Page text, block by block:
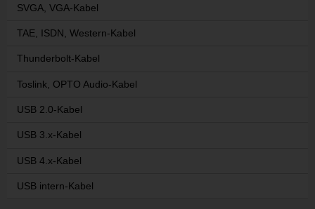
SVGA, VGA-Kabel
TAE, ISDN, Western-Kabel
Thunderbolt-Kabel
Toslink, OPTO Audio-Kabel
USB 2.0-Kabel
USB 3.x-Kabel
USB 4.x-Kabel
USB intern-Kabel